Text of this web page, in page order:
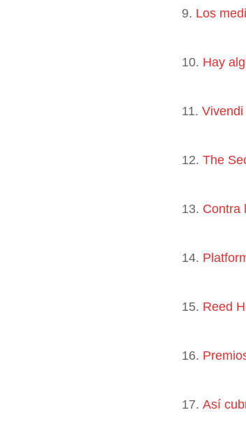
9. Los
10. Hay
11.Vivendi
12.The
13. Contra
14.
15. Reed
16.
17.Así